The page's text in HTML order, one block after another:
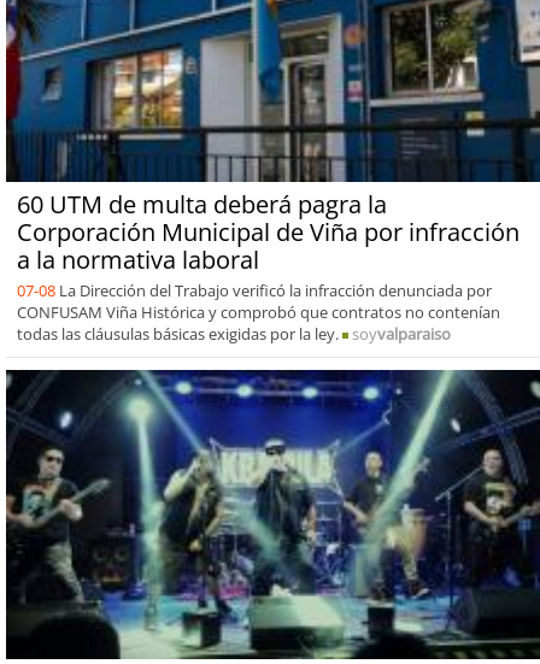
60 UTM de multa deberá pagra la
Corporación Municipal de Viña por infracción
a la normativa laboral
07-08 La Dirección del Trabajo verificó la infracción denunciada por
CONFUSAM Viña Histórica y comprobó que contratos no contenían
todas las cláusulas básicas exigidas por la ley.
soyvalparaiso